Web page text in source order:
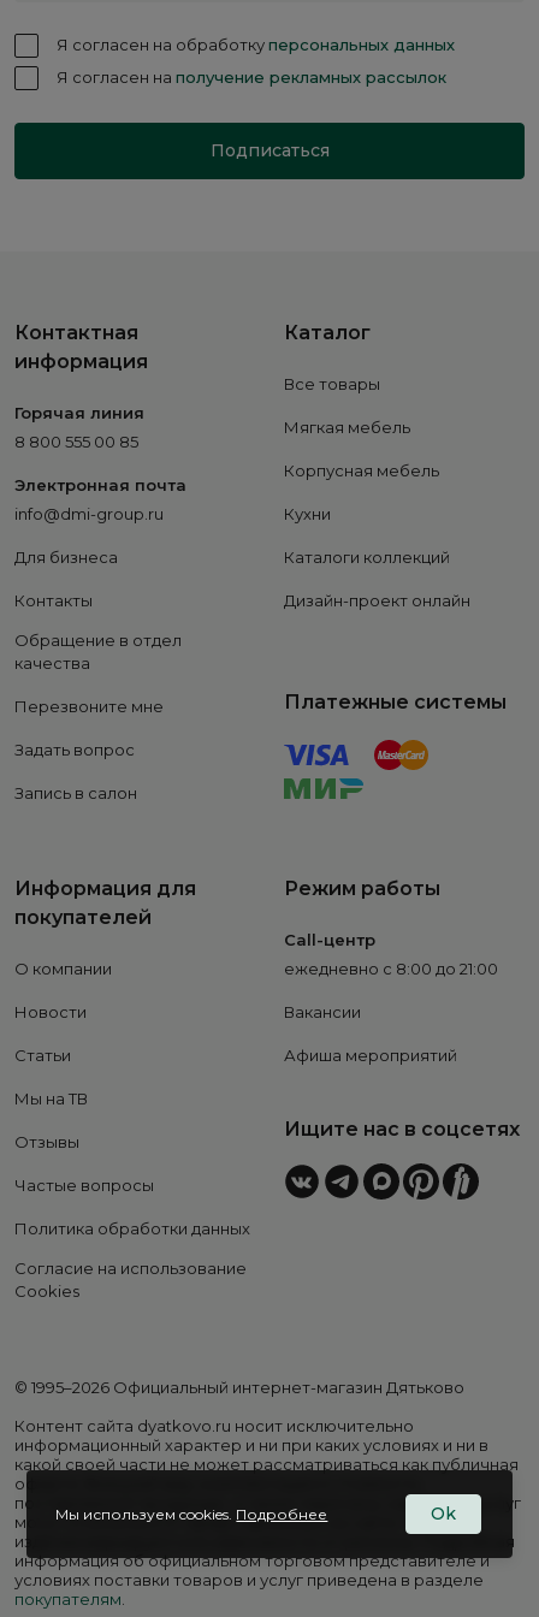
Я согласен на обработкуперсональных данных
Я согласен на получение рекламных рассылок
Подписаться
Контактная
информация
Горячая линия
8 800 555 00 85
Электронная почта
info@dmi-group.ru
Для бизнеса
Контакты
Обращение в отдел
качества
Перезвоните мне
Задать вопрос
Запись в салон
Каталог
Все товары
Мягкая мебель
Корпусная мебель
Кухни
Каталоги коллекций
Дизайн-проект онлайн
Платежные системы
Информация для
покупателей
О компании
Новости
Статьи
Мы на ТВ
Отзывы
Частые вопросы
Политика обработки данных
Согласие на использование
Cookies
Режим работы
Call-центр
ежедневно с 8:00 до 21:00
Вакансии
Афиша мероприятий
Ищите нас в соцсетях
© 1995–2026 Официальный интернет-магазин Дятьково
Контент сайта dyatkovo.ru носит исключительно
информационный характер и ни при каких условиях и ни в
какой своей части не может рассматриваться как публичная
оферта. Внешний вид, комплектация и стоимость
поставляемой продукции, а также перечень сервисных услуг
могут отличаться от представленных на сайте. Цены на
изделия варьируются в зависимости от региона. Подробная
информация об официальном торговом представителе и
условиях поставки товаров и услуг приведена в разделе
покупателям.
Мы используем cookies. Подробнее Ok